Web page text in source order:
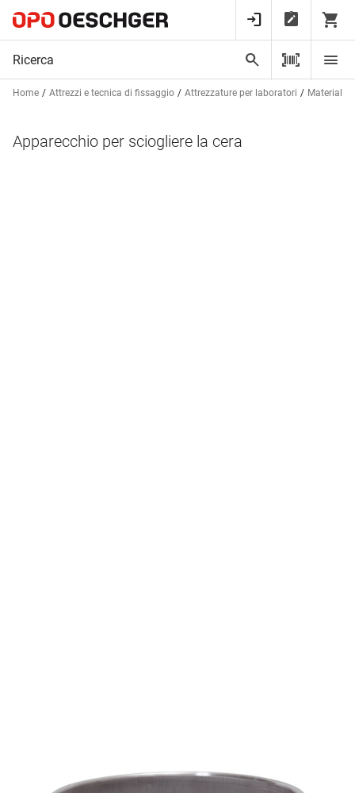
Home Attrezzi e tecnica di fissaggio Attrezzature per laboratori Materiali
Apparecchio per sciogliere la cera